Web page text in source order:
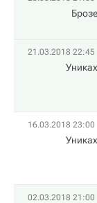
Брозе
21.03.2018 22:45
16.03.2018 23:00
02.03.2018 21:00